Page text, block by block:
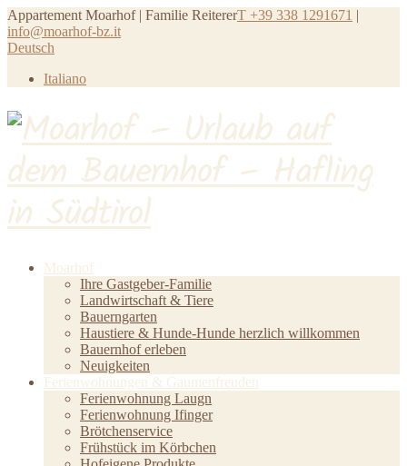
Appartement Moarhof | Familie ReitererT +39 338 1291671 |
info@moarhof-bz.it
Deutsch
Italiano
Moarhof
Ihre Gastgeber-Familie
Landwirtschaft & Tiere
Bauerngarten
Haustiere & Hunde-Hunde herzlich willkommen
Bauernhof erleben
Neuigkeiten
Ferienwohnungen & Gaumenfreuden
Ferienwohnung Laugn
Ferienwohnung Ifinger
Brötchenservice
Frühstück im Körbchen